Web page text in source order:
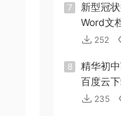
7
新型冠
Word文
252
8
精华初
百度云
235